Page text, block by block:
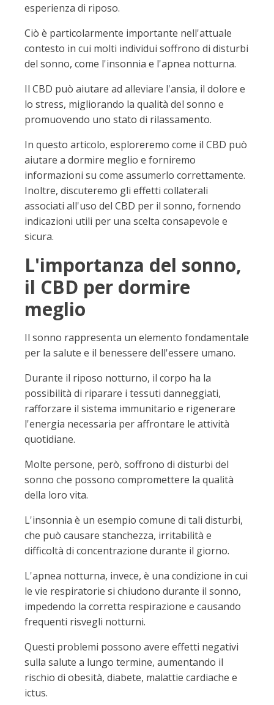
esperienza di riposo.
Ciò è particolarmente importante nell'attuale
contesto in cui molti individui soffrono di disturbi
del sonno, come l'insonnia e l'apnea notturna.
Il CBD può aiutare ad alleviare l'ansia, il dolore e
lo stress, migliorando la qualità del sonno e
promuovendo uno stato di rilassamento.
In questo articolo, esploreremo come il CBD può
aiutare a dormire meglio e forniremo
informazioni su come assumerlo correttamente.
Inoltre, discuteremo gli effetti collaterali
associati all'uso del CBD per il sonno, fornendo
indicazioni utili per una scelta consapevole e
sicura.
L'importanza del sonno,
il CBD per dormire
meglio
Il sonno rappresenta un elemento fondamentale
per la salute e il benessere dell'essere umano.
Durante il riposo notturno, il corpo ha la
possibilità di riparare i tessuti danneggiati,
rafforzare il sistema immunitario e rigenerare
l'energia necessaria per affrontare le attività
quotidiane.
Molte persone, però, soffrono di disturbi del
sonno che possono compromettere la qualità
della loro vita.
L'insonnia è un esempio comune di tali disturbi,
che può causare stanchezza, irritabilità e
difficoltà di concentrazione durante il giorno.
L'apnea notturna, invece, è una condizione in cui
le vie respiratorie si chiudono durante il sonno,
impedendo la corretta respirazione e causando
frequenti risvegli notturni.
Questi problemi possono avere effetti negativi
sulla salute a lungo termine, aumentando il
rischio di obesità, diabete, malattie cardiache e
ictus.